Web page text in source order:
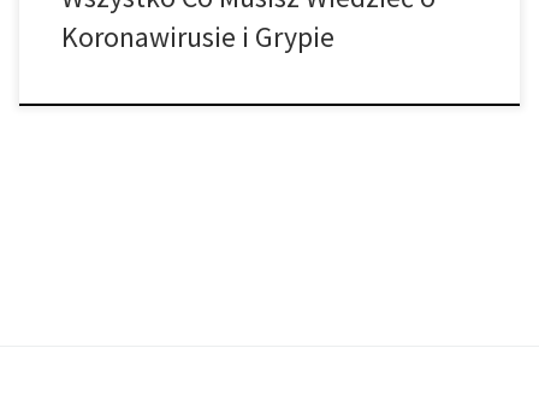
Koronawirusie i Grypie